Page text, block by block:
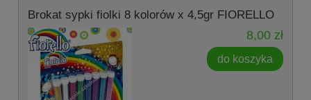
Brokat sypki fiolki 8 kolorów x 4,5gr FIORELLO
8,00 zł
do koszyka